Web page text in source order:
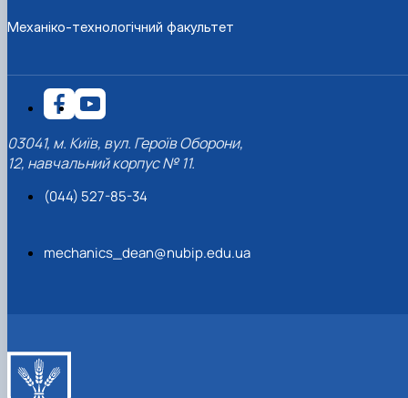
Механіко-технологічний факультет
03041, м. Київ, вул. Героїв Оборони,
12, навчальний корпус № 11.
(044) 527-85-34
mechanics_dean@nubip.edu.ua